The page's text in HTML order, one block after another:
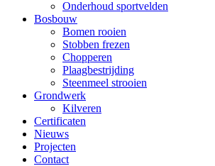
Onderhoud sportvelden
Bosbouw
Bomen rooien
Stobben frezen
Chopperen
Plaagbestrijding
Steenmeel strooien
Grondwerk
Kilveren
Certificaten
Nieuws
Projecten
Contact